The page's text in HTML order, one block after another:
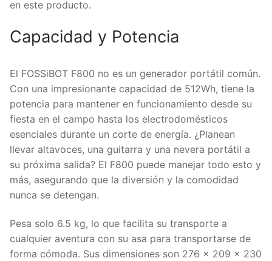
en este producto.
Capacidad y Potencia
El FOSSiBOT F800 no es un generador portátil común.
Con una impresionante capacidad de 512Wh, tiene la
potencia para mantener en funcionamiento desde su
fiesta en el campo hasta los electrodomésticos
esenciales durante un corte de energía. ¿Planean
llevar altavoces, una guitarra y una nevera portátil a
su próxima salida? El F800 puede manejar todo esto y
más, asegurando que la diversión y la comodidad
nunca se detengan.
Pesa solo 6.5 kg, lo que facilita su transporte a
cualquier aventura con su asa para transportarse de
forma cómoda. Sus dimensiones son 276 x 209 x 230